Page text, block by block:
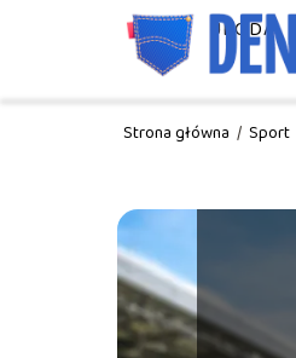
MODA URODA
Strona główna / Sport